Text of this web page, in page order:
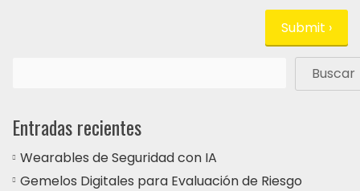
Buscar
Entradas recientes
Wearables de Seguridad con IA
Gemelos Digitales para Evaluación de Riesgo